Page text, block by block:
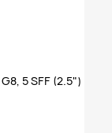
5 SFF (2.5")